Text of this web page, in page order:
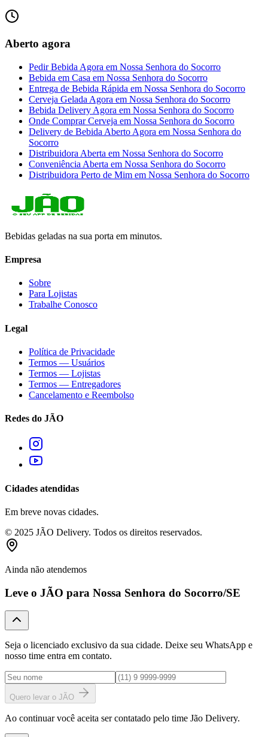
Aberto agora
Pedir Bebida Agora em Nossa Senhora do Socorro
Bebida em Casa em Nossa Senhora do Socorro
Entrega de Bebida Rápida em Nossa Senhora do Socorro
Cerveja Gelada Agora em Nossa Senhora do Socorro
Bebida Delivery Agora em Nossa Senhora do Socorro
Onde Comprar Cerveja em Nossa Senhora do Socorro
Delivery de Bebida Aberto Agora em Nossa Senhora do
Socorro
Distribuidora Aberta em Nossa Senhora do Socorro
Conveniência Aberta em Nossa Senhora do Socorro
Distribuidora Perto de Mim em Nossa Senhora do Socorro
Bebidas geladas na sua porta em minutos.
Empresa
Sobre
Para Lojistas
Trabalhe Conosco
Legal
Política de Privacidade
Termos — Usuários
Termos — Lojistas
Termos — Entregadores
Cancelamento e Reembolso
Redes do JÃO
Cidades atendidas
Em breve novas cidades.
© 2025 JÃO Delivery. Todos os direitos reservados.
Ainda não atendemos
Leve o JÃO para Nossa Senhora do Socorro/SE
Seja o licenciado exclusivo da sua cidade. Deixe seu WhatsApp e
nosso time entra em contato.
Quero levar o JÃO
Ao continuar você aceita ser contatado pelo time Jão Delivery.